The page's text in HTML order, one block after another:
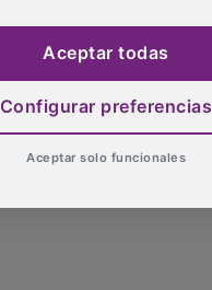
Aceptar todas
Configurar preferencias
Aceptar solo funcionales